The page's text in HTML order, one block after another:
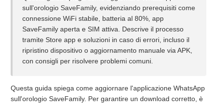
Quali precauzioni devo prendere con il caldo e il sole?
Posso nuotare o fare la doccia con l'orologio?
Cosa devo fare se la batteria è molto scarica?
C'è qualche rischio nel caricare l'orologio?
sull'orologio SaveFamily, evidenziando prerequisiti come
connessione WiFi stabile, batteria al 80%, app
SaveFamily aperta e SIM attiva. Descrive il processo
tramite Store app e soluzioni in caso di errori, incluso il
ripristino dispositivo o aggiornamento manuale via APK,
con consigli per risolvere problemi comuni.
Questa guida spiega come aggiornare l'applicazione WhatsApp
sull'orologio SaveFamily. Per garantire un download corretto, è